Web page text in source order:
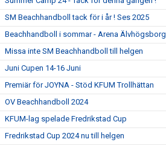
SM Beachhandboll tack för i år ! Ses 2025
Beachhandboll i sommar - Arena Älvhögsborg
Missa inte SM Beachhandboll till helgen
Juni Cupen 14-16 Juni
Premiär för JOYNA - Stöd KFUM Trollhättan
OV Beachhandboll 2024
KFUM-lag spelade Fredrikstad Cup
Fredrikstad Cup 2024 nu till helgen